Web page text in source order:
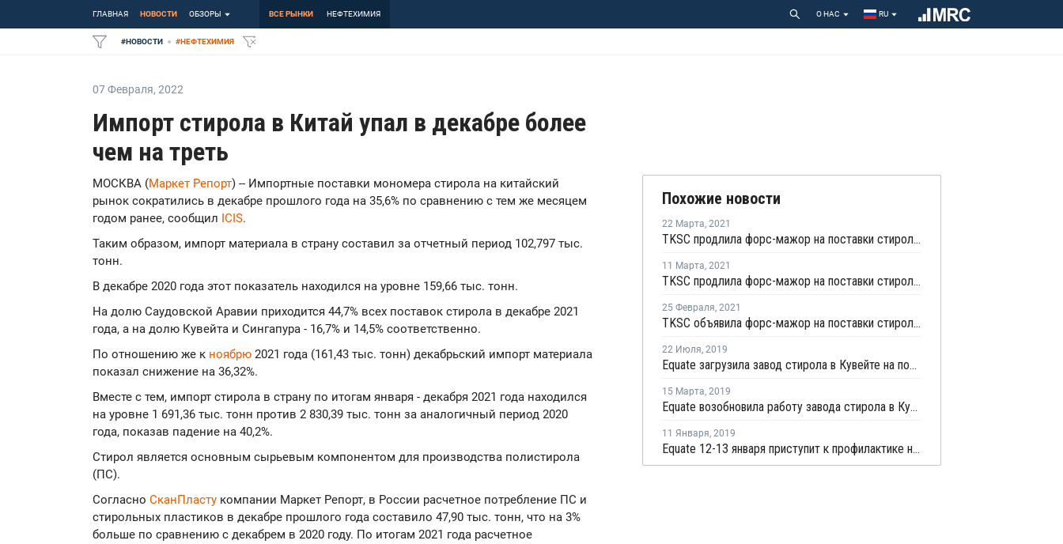
ГЛАВНАЯ НОВОСТИ ОБЗОРЫ ВСЕ РЫНКИ НЕФТЕХИМИЯ О НАС RU
#НОВОСТИ #НЕФТЕХИМИЯ
07 Февраля, 2022
Импорт стирола в Китай упал в декабре более
чем на треть
МОСКВА (Маркет Репорт) -- Импортные поставки мономера стирола на китайский
рынок сократились в декабре прошлого года на 35,6% по сравнению с тем же месяцем
годом ранее, сообщил ICIS.
Таким образом, импорт материала в страну составил за отчетный период 102,797 тыс.
тонн.
В декабре 2020 года этот показатель находился на уровне 159,66 тыс. тонн.
На долю Саудовской Аравии приходится 44,7% всех поставок стирола в декабре 2021
года, а на долю Кувейта и Сингапура - 16,7% и 14,5% соответственно.
По отношению же к ноябрю 2021 года (161,43 тыс. тонн) декабрьский импорт материала
показал снижение на 36,32%.
Вместе с тем, импорт стирола в страну по итогам января - декабря 2021 года находился
на уровне 1 691,36 тыс. тонн против 2 830,39 тыс. тонн за аналогичный период 2020
года, показав падение на 40,2%.
Стирол является основным сырьевым компонентом для производства полистирола
(ПС).
Согласно СканПласту компании Маркет Репорт, в России расчетное потребление ПС и
стирольных пластиков в декабре прошлого года составило 47,90 тыс. тонн, что на 3%
больше по сравнению с декабрем в 2020 году. По итогам 2021 года расчетное
Похожие новости
22 Марта, 2021
TKSC продлила форс-мажор на поставки стирола в Кувейте до первой половины апреля
11 Марта, 2021
TKSC продлила форс-мажор на поставки стирола в Кувейте до конца марта
25 Февраля, 2021
TKSC объявила форс-мажор на поставки стирола в Кувейте
22 Июля, 2019
Equate загрузила завод стирола в Кувейте на полную мощность после перезапуска
15 Марта, 2019
Equate возобновила работу завода стирола в Кувейте после планового ремонта
11 Января, 2019
Equate 12-13 января приступит к профилактике на заводе стирола в Кувейте